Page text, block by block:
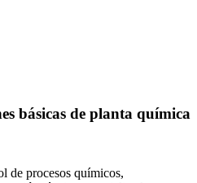
básicas de planta química
de procesos químicos,